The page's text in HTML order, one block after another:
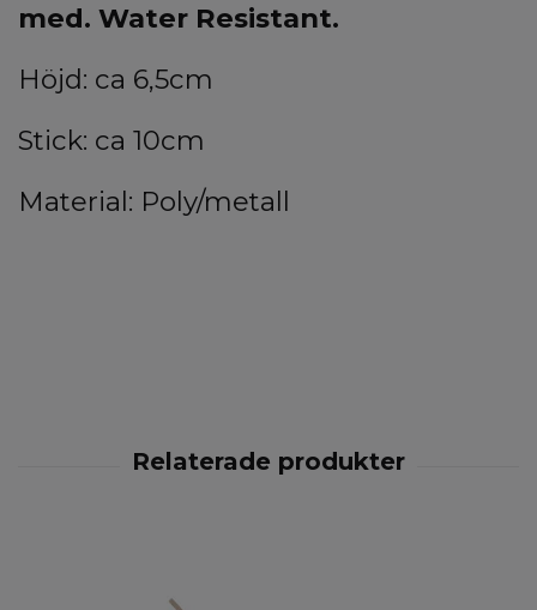
med. Water Resistant.
Höjd: ca 6,5cm
Stick: ca 10cm
Material: Poly/metall